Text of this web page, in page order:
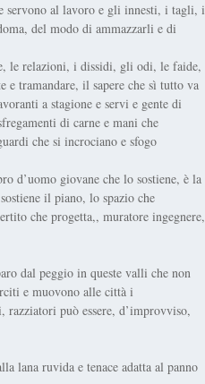
servono al lavoro e gli innesti, i tagli, i
del modo di ammazzarli e di
le relazioni, i dissidi, gli odi, le faide,
tramandare, il sapere che sì tutto va
a stagione e servi e gente di
di carne e mani che
che si incrociano e sfogo
d’uomo giovane che lo sostiene, è la
il piano, lo spazio che
che progetta,, muratore ingegnere,
dal peggio in queste valli che non
e muovono alle città i
può essere, d’improvviso,
lana ruvida e tenace adatta al panno